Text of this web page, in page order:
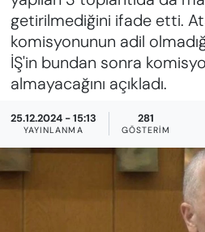
getirilmediğini ifade etti.
komisyonunun adil
İŞ'in bundan sonra
almayacağını açıkladı.
25.12.2024 - 15:13
YAYINLANMA
281
GÖSTERIM
GÜNDEM
EĞİTİM
SAĞLIK
Tüm Manşetler
Son Dakika Haberleri
Haber Arşivi